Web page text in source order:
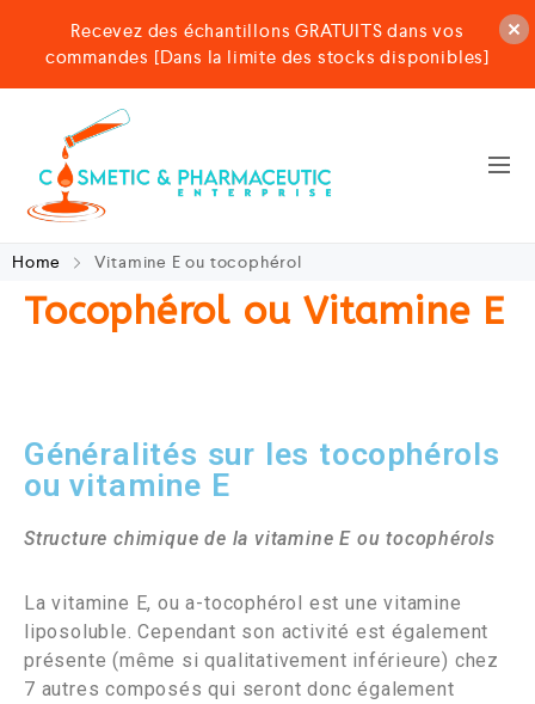
Home Vitamine E ou tocophérol
Tocophérol ou Vitamine E
Généralités sur les tocophérols
ou vitamine E
Structure chimique de la vitamine E ou tocophérols
La vitamine E, ou a-tocophérol est une vitamine
liposoluble. Cependant son activité est également
présente (même si qualitativement inférieure) chez
7 autres composés qui seront donc également
Recevez des échantillons GRATUITS dans vos
commandes [Dans la limite des stocks disponibles]